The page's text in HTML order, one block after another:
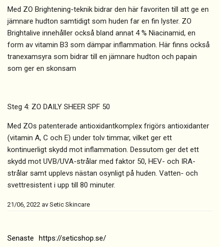
Med ZO Brightening-teknik bidrar den här favoriten till att ge en
jämnare hudton samtidigt som huden far en fin lyster. ZO
Brightalive innehåller också bland annat 4 % Niacinamid, en
form av vitamin B3 som dämpar inflammation. Här finns också
tranexamsyra som bidrar till en jämnare hudton och papain
som ger en skonsam
Steg 4: ZO DAILY SHEER SPF 50
Med ZOs patenterade antioxidantkomplex frigörs antioxidanter
(vitamin A, C och E) under tolv timmar, vilket ger ett
kontinuerligt skydd mot inflammation. Dessutom ger det ett
skydd mot UVB/UVA-strålar med faktor 50, HEV- och IRA-
strålar samt upplevs nästan osynligt på huden. Vatten- och
svettresistent i upp till 80 minuter.
21/06, 2022 av Setic Skincare
Senaste
https://seticshop.se/